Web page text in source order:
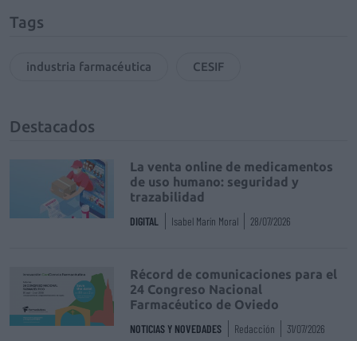
Tags
industria farmacéutica CESIF
Destacados
La venta online de medicamentos
de uso humano: seguridad y
trazabilidad
DIGITAL Isabel Marín Moral 28/07/2026
Récord de comunicaciones para el
24 Congreso Nacional
Farmacéutico de Oviedo
NOTICIAS Y NOVEDADES Redacción 31/07/2026